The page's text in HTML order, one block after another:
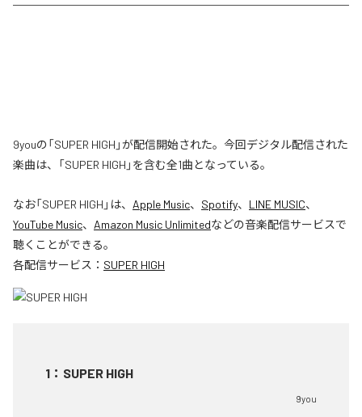
9youの「SUPER HIGH」が配信開始された。今回デジタル配信された
楽曲は、「SUPER HIGH」を含む全1曲となっている。
なお「SUPER HIGH 」は、 Apple Music、 Spotify、 LINE MUSIC、
YouTube Music、 Amazon Music Unlimitedなどの音楽配信サービスで
聴くことができる。
各配信サービス： SUPER HIGH
1 ： SUPER HIGH
9you